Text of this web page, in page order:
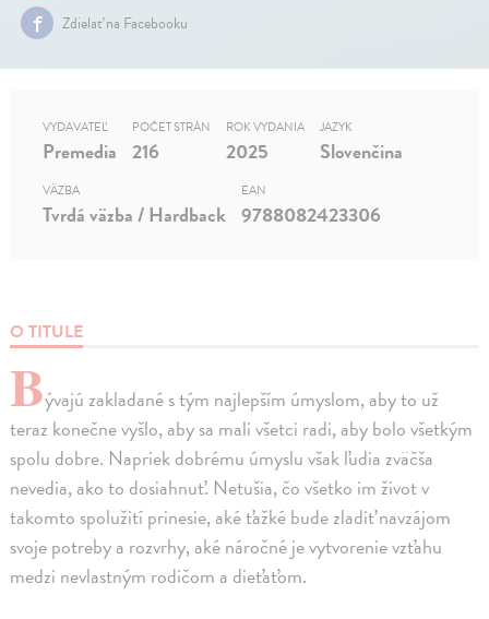
Zdielať na Facebooku
O TITULE
Bývajú zakladané s tým najlepším úmyslom, aby to už
teraz konečne vyšlo, aby sa mali všetci radi, aby bolo všetkým
spolu dobre. Napriek dobrému úmyslu však ľudia zväčša
nevedia, ako to dosiahnuť. Netušia, čo všetko im život v
takomto spolužití prinesie, aké ťažké bude zladiť navzájom
svoje potreby a rozvrhy, aké náročné je vytvorenie vzťahu
medzi nevlastným rodičom a dieťaťom.
VYDAVATEĽ
Premedia
POČET STRÁN
216
ROK VYDANIA
2025
JAZYK
Slovenčina
VÄZBA
Tvrdá väzba / Hardback
EAN
9788082423306